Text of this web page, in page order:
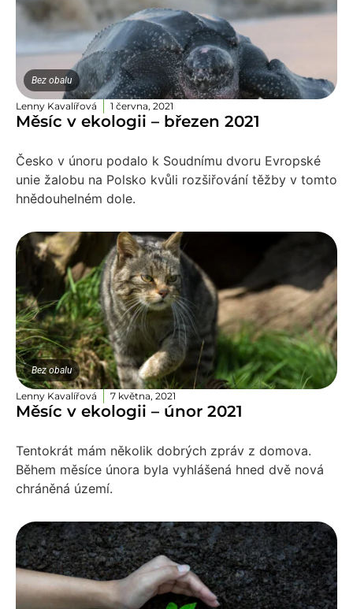
Bez obalu
Lenny Kavalířová 1 června, 2021
Měsíc v ekologii – březen 2021
Česko v únoru podalo k Soudnímu dvoru Evropské
unie žalobu na Polsko kvůli rozšiřování těžby v tomto
hnědouhelném dole.
Bez obalu
Lenny Kavalířová 7 května, 2021
Měsíc v ekologii – únor 2021
Tentokrát mám několik dobrých zpráv z domova.
Během měsíce února byla vyhlášená hned dvě nová
chráněná území.